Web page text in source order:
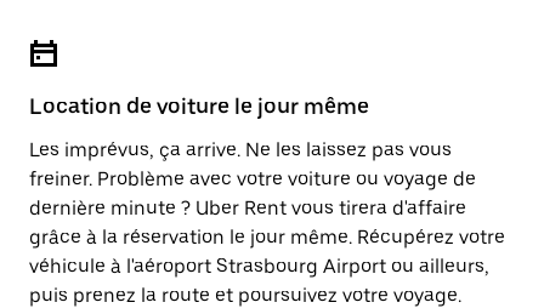
Location de voiture le jour même
Les imprévus, ça arrive. Ne les laissez pas vous
freiner. Problème avec votre voiture ou voyage de
dernière minute ? Uber Rent vous tirera d'affaire
grâce à la réservation le jour même. Récupérez votre
véhicule à l'aéroport Strasbourg Airport ou ailleurs,
puis prenez la route et poursuivez votre voyage.